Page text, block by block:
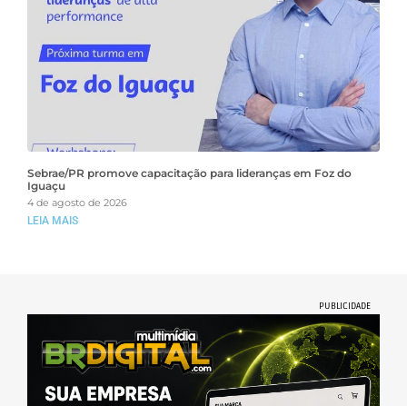
Sebrae/PR promove capacitação para lideranças em Foz do
Iguaçu
4 de agosto de 2026
LEIA MAIS
PUBLICIDADE